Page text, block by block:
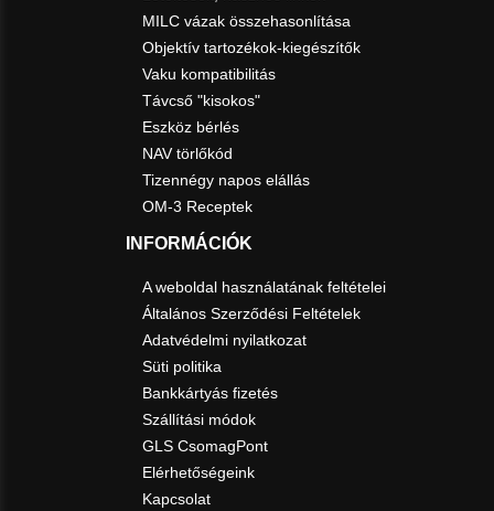
MILC vázak összehasonlítása
Objektív tartozékok-kiegészítők
Vaku kompatibilitás
Távcső "kisokos"
Eszköz bérlés
NAV törlőkód
Tizennégy napos elállás
OM-3 Receptek
INFORMÁCIÓK
A weboldal használatának feltételei
Általános Szerződési Feltételek
Adatvédelmi nyilatkozat
Süti politika
Bankkártyás fizetés
Szállítási módok
GLS CsomagPont
Elérhetőségeink
Kapcsolat